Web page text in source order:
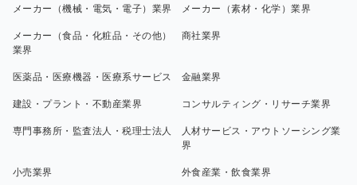
メーカー（機械・電気・電子）業界 メーカー（素材・化学）業界
メーカー（食品・化粧品・その他）
業界
商社業界
医薬品・医療機器・医療系サービス 金融業界
建設・プラント・不動産業界 コンサルティング・リサーチ業界
専門事務所・監査法人・税理士法人
人材サービス・アウトソーシング業
界
小売業界 外食産業・飲食業界